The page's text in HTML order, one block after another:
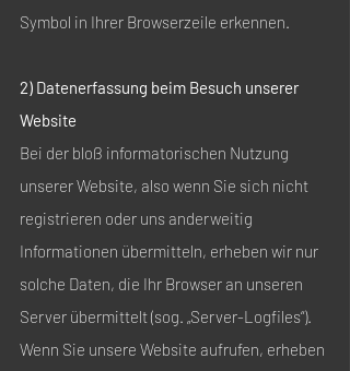
Symbol in Ihrer Browserzeile erkennen.
2) Datenerfassung beim Besuch unserer
Website
Bei der bloß informatorischen Nutzung
unserer Website, also wenn Sie sich nicht
registrieren oder uns anderweitig
Informationen übermitteln, erheben wir nur
solche Daten, die Ihr Browser an unseren
Server übermittelt (sog. „Server-Logfiles“).
Wenn Sie unsere Website aufrufen, erheben